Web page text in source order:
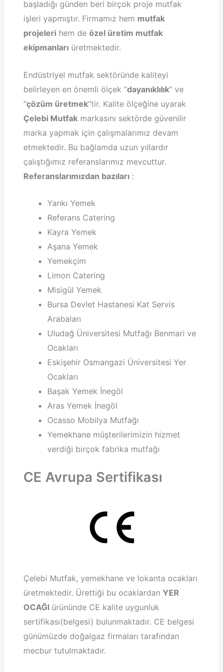
başladığı günden beri birçok proje mutfak
işleri yapmıştır. Firmamız hem mutfak
projeleri hem deözel üretim mutfak
ekipmanları üretmektedir.
Endüstriyel mutfak sektöründe kaliteyi
belirleyen en önemli ölçek “dayanıklılık” ve
“çözüm üretmek“tir. Kalite ölçeğine uyarak
Çelebi Mutfak markasını sektörde güvenilir
marka yapmak için çalışmalarımız devam
etmektedir. Bu bağlamda uzun yıllardır
çalıştığımız referanslarımız mevcuttur.
Referanslarımızdan bazıları :
Yankı Yemek
Referans Catering
Kayra Yemek
Aşana Yemek
Yemekçim
Limon Catering
Misigül Yemek
Bursa Devlet Hastanesi Kat Servis
Arabaları
Uludağ Üniversitesi Mutfağı Benmari ve
Ocakları
Eskişehir Osmangazi Üniversitesi Yer
Ocakları
Başak Yemek İnegöl
Aras Yemek İnegöl
Ocasso Mobilya Mutfağı
Yemekhane müşterilerimizin hizmet
verdiği birçok fabrika mutfağı
CE Avrupa Sertifikası
Çelebi Mutfak, yemekhane ve lokanta ocakları
üretmektedir. Ürettiği bu ocaklardanYER
OCAĞI ürününde CE kalite uygunluk
sertifikası(belgesi) bulunmaktadır. CE belgesi
günümüzde doğalgaz firmaları tarafından
mecbur tutulmaktadır.